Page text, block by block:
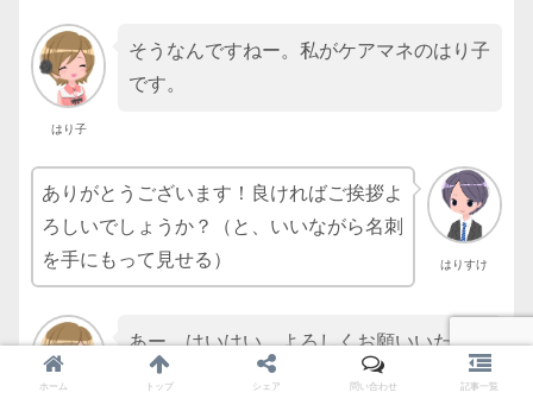
はり子
そうなんですねー。私がケアマネのはり子
です。
はりすけ
ありがとうございます！良ければご挨拶よ
ろしいでしょうか？（と、いいながら名刺
を手にもって見せる）
あー、はいはい。よろしくお願いいたしま
す。（名刺交換）
ホーム トップ シェア 問い合わせ 記事一覧